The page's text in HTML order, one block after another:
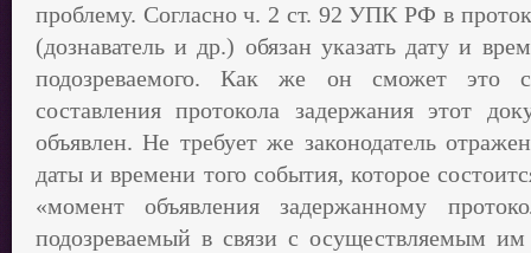
проблему. Согласно ч. 2 ст. 92 УПК РФ в
(дознаватель и др.) обязан указать дату и
подозреваемого. Как же он сможет это
составления протокола задержания этот
объявлен. Не требует же законодатель
даты и времени того события, которое
«момент объявления задержанному
подозреваемый в связи с осуществляемым им